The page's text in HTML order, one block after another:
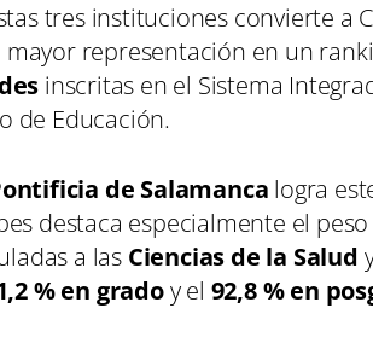
tres instituciones convierte a
representación en un
inscritas en el Sistema
de Educación.
de Salamanca logra
destaca especialmente el peso
a las Ciencias de la Salud
% en gradoy el 92,8 % en